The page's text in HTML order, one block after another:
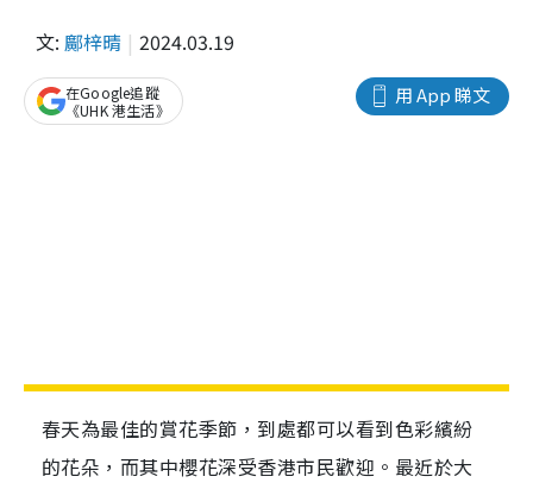
文: 鄺梓晴 2024.03.19
用 App 睇文
在Google追蹤
《UHK 港生活》
春天為最佳的賞花季節，到處都可以看到色彩繽紛
的花朵，而其中櫻花深受香港市民歡迎。最近於大